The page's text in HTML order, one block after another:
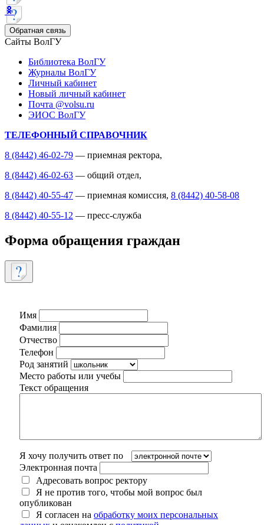
Обратная связь
Сайты ВолГУ
Библиотека ВолГУ
Журналы ВолГУ
Личный кабинет
Новый личный кабинет
Почта @volsu.ru
ЭИОС ВолГУ
ТЕЛЕФОННЫЙ СПРАВОЧНИК
8 (8442) 46-02-79 — приемная ректора,
8 (8442) 46-02-63 — общий отдел,
8 (8442) 40-55-47 — приемная комиссия, 8 (8442) 40-58-08
8 (8442) 40-55-12 — пресс-служба
Форма обращения граждан
Имя
Фамилия
Отчество
Телефон
Род занятий
Место работы или учебы
Текст обращения
Я хочу получить ответ по
Электронная почта
Адресовать вопрос ректору
Я не против того, чтобы мой вопрос был
опубликован
Я согласен на обработку моих персональных